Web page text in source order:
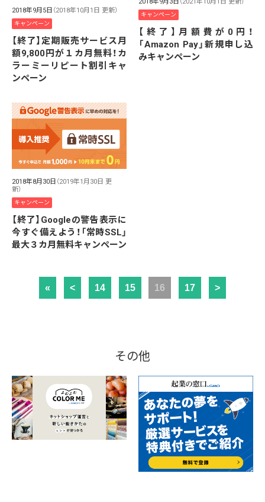
2018年9月5日 （2018年10月1日 更新）
キャンペーン
【終了】定期販売サービス月
額9,800円が１カ月無料！カ
ラーミーリピート割引キャ
ンペーン
キャンペーン
【終了】月額費が0円！
「Amazon Pay」新規申し込
みキャンペーン
2018年8月30日 （2019年1月30日 更
新）
キャンペーン
【終了】Googleの警告表示に
今すぐ備えよう！「常時SSL」
最大３カ月無料キャンペーン
« < 14 15 16 17 >
その他